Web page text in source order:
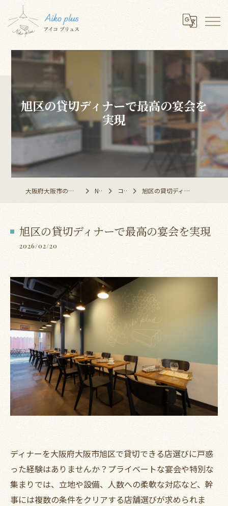
旭区の貸切ディナーで最高の宴会を
実現
大阪府大阪市のレストランならAiko plus NEWS コラム 旭区の貸切ディナーで最高の宴会を実現
旭区の貸切ディナーで最高の宴会を実現
2026/02/20
ディナーを大阪府大阪市旭区で貸切できる店選びに戸惑
った経験はありませんか？プライベートな宴会や特別な
集まりでは、立地や設備、人数への柔軟な対応など、幹
事には複数の条件をクリアする店舗選びが求められま